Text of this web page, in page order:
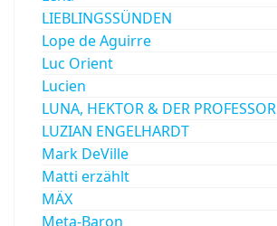
LIEBLINGSSÜNDEN
Lope de Aguirre
Luc Orient
Lucien
LUNA, HEKTOR & DER PROFESSOR
LUZIAN ENGELHARDT
Mark DeVille
Matti erzählt
MÄX
Meta-Baron